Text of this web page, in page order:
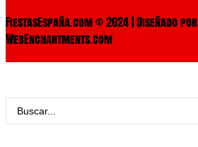
FiestasEspaña.com © 2024 | Diseñado por
WebEnchantments.com